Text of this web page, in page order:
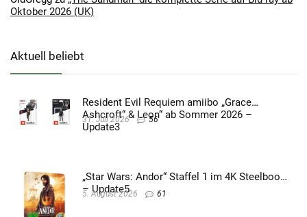
Oktober 2026 (UK)
Aktuell beliebt
Resident Evil Requiem amiibo „Grace
Ashcroft“ & Leon“ ab Sommer 2026 –
Update3
31. Juli 2026 56
„Star Wars: Andor“ Staffel 1 im 4K Steelbook
– Update5
5. August 2026 61